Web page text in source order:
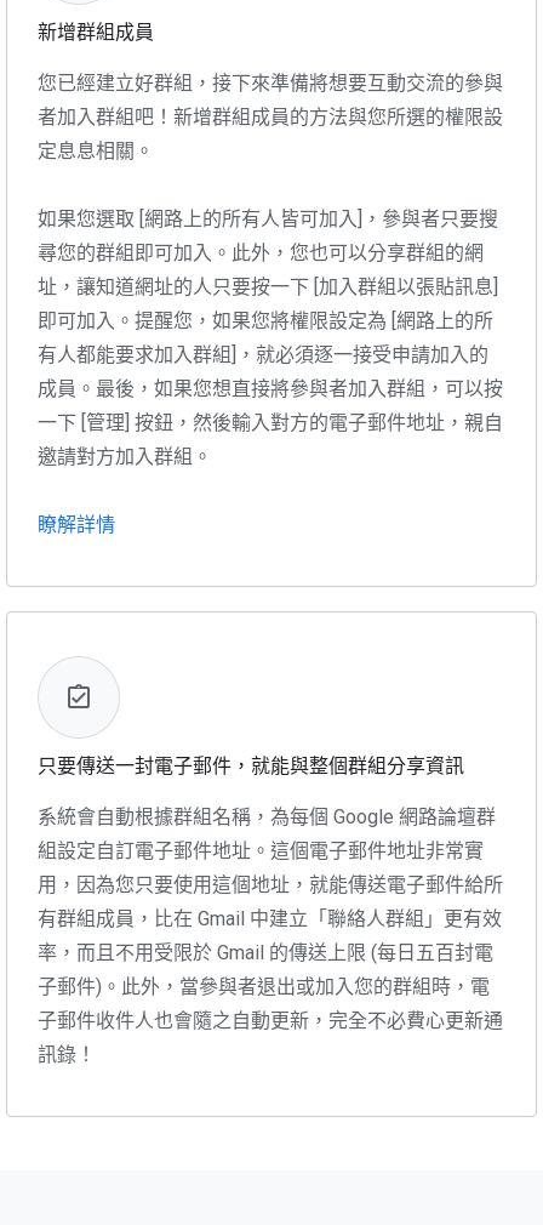
新增群組成員
您已經建立好群組，接下來準備將想要互動交流的參與
者加入群組吧！新增群組成員的方法與您所選的權限設
定息息相關。
如果您選取 [網路上的所有人皆可加入]，參與者只要搜
尋您的群組即可加入。此外，您也可以分享群組的網
址，讓知道網址的人只要按一下 [加入群組以張貼訊息]
即可加入。提醒您，如果您將權限設定為 [網路上的所
有人都能要求加入群組]，就必須逐一接受申請加入的
成員。最後，如果您想直接將參與者加入群組，可以按
一下 [管理] 按鈕，然後輸入對方的電子郵件地址，親自
邀請對方加入群組。
瞭解詳情
只要傳送一封電子郵件，就能與整個群組分享資訊
系統會自動根據群組名稱，為每個 Google 網路論壇群
組設定自訂電子郵件地址。這個電子郵件地址非常實
用，因為您只要使用這個地址，就能傳送電子郵件給所
有群組成員，比在 Gmail 中建立「聯絡人群組」更有效
率，而且不用受限於 Gmail 的傳送上限 (每日五百封電
子郵件)。此外，當參與者退出或加入您的群組時，電
子郵件收件人也會隨之自動更新，完全不必費心更新通
訊錄！